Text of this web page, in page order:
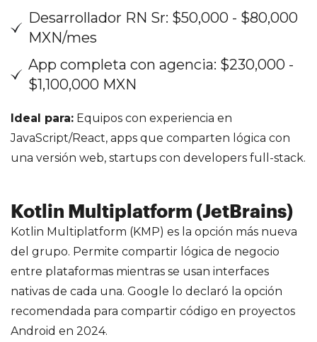
Desarrollador RN Sr: $50,000 - $80,000
MXN/mes
App completa con agencia: $230,000 -
$1,100,000 MXN
Ideal para: Equipos con experiencia en
JavaScript/React, apps que comparten lógica con
una versión web, startups con developers full-stack.
Kotlin Multiplatform (JetBrains)
Kotlin Multiplatform (KMP) es la opción más nueva
del grupo. Permite compartir lógica de negocio
entre plataformas mientras se usan interfaces
nativas de cada una. Google lo declaró la opción
recomendada para compartir código en proyectos
Android en 2024.